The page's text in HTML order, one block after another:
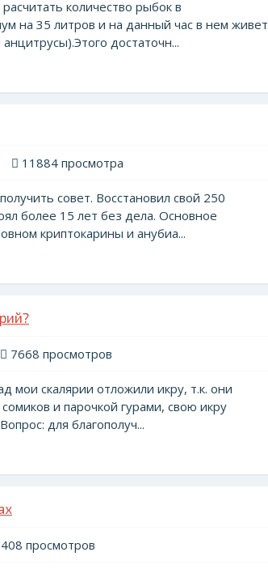
количество рыбок в
на 35 литров и на данный час в нем живет
достаточн...
11884 просмотра
совет. Восстановил свой 250
более 15 лет без дела. Основное
криптокарины и анубиа...
7668 просмотров
мои скалярии отложили икру, т.к. они
и парочкой гурами, свою икру
для благополуч...
просмотров